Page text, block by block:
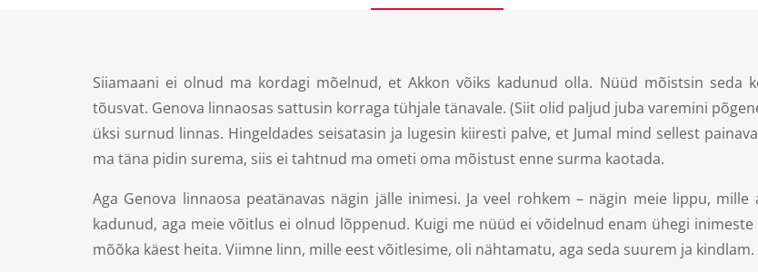
Siiamaani ei olnud ma kordagi mõelnud, et Akkon võiks kadunud olla. Nüüd mõistsin seda
tõusvat. Genova linnaosas sattusin korraga tühjale tänavale. (Siit olid paljud juba varemini
üksi surnud linnas. Hingeldades seisatasin ja lugesin kiiresti palve, et Jumal mind sellest
ma täna pidin surema, siis ei tahtnud ma ometi oma mõistust enne surma kaotada.
Aga Genova linnaosa peatänavas nägin jälle inimesi. Ja veel rohkem – nägin meie lippu,
kadunud, aga meie võitlus ei olnud lõppenud. Kuigi me nüüd ei võidelnud enam ühegi
mõõka käest heita. Viimne linn, mille eest võitlesime, oli nähtamatu, aga seda suurem ja kindlam.